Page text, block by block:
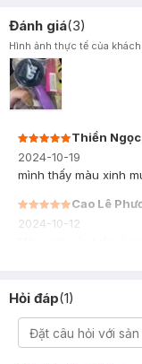
Đánh giá(3)
Hình ảnh thực tế của
Thiền Ngọc
2024-10-19
mình thấy màu xinh
Cao Lê
2024-10-12
Hỏi đáp(1)